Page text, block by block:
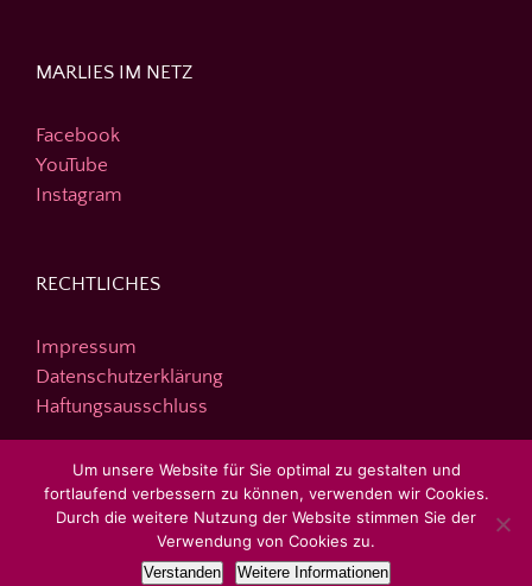
MARLIES IM NETZ
Facebook
YouTube
Instagram
RECHTLICHES
Impressum
Datenschutzerklärung
Haftungsausschluss
DIE SEITE DURCHSUCHEN
Um unsere Website für Sie optimal zu gestalten und
fortlaufend verbessern zu können, verwenden wir Cookies.
Durch die weitere Nutzung der Website stimmen Sie der
Verwendung von Cookies zu.
Verstanden Weitere Informationen